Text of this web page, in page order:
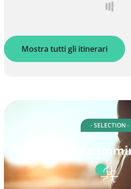
Mostra tutti gli itinerari
- SELECTION -
Itinerari per